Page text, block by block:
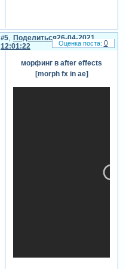
многократно
плавно
преображается,
принимая облик
различных
Поделиться
5
26-04-2021
12:01:22
морфинг в after effects
[morph fx in ae]
0